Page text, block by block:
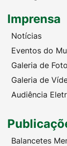
Imprensa
Notícias
Eventos do
Galeria de
Galeria de
Audiência
Balancetes